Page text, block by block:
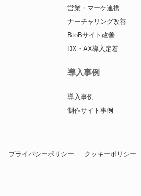
営業・マーケ連携
ナーチャリング改善
BtoBサイト改善
DX・AX導入定着
導入事例
導入事例
制作サイト事例
プライバシーポリシー クッキーポリシー